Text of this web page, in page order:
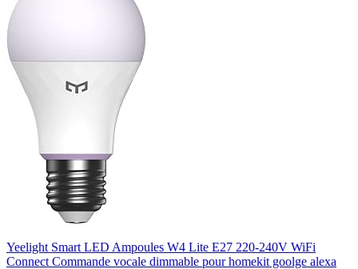
Yeelight Smart LED Ampoules W4 Lite E27 220-240V WiFi
Connect Commande vocale dimmable pour homekit goolge alexa